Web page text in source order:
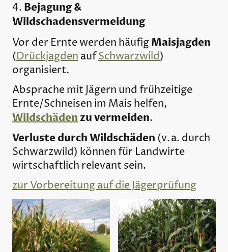
4. Bejagung &
Wildschadensvermeidung
Vor der Ernte werden häufigMaisjagden
(DrückjagdenaufSchwarzwild)
organisiert.
Absprache mit Jägern und frühzeitige
Ernte/Schneisen im Mais helfen,
Wildschädenzu vermeiden.
Verluste durch Wildschäden (v. a. durch
Schwarzwild) können für Landwirte
wirtschaftlich relevant sein.
zur Vorbereitung auf die Jägerprüfung